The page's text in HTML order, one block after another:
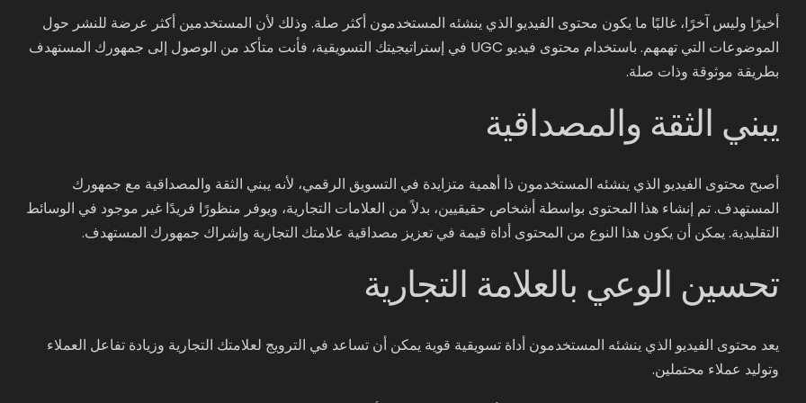
أخيرًا وليس آخرًا، غالبًا ما يكون محتوى الفيديو الذي ينشئه المستخدمون أكثر صلة. وذلك لأن المستخدمين أكثر عرضة للنشر حول
الموضوعات التي تهمهم. باستخدام محتوى فيديو UGC في إستراتيجيتك التسويقية، فأنت متأكد من الوصول إلى جمهورك المستهدف
بطريقة موثوقة وذات صلة.
يبني الثقة والمصداقية
أصبح محتوى الفيديو الذي ينشئه المستخدمون ذا أهمية متزايدة في التسويق الرقمي، لأنه يبني الثقة والمصداقية مع جمهورك
المستهدف. تم إنشاء هذا المحتوى بواسطة أشخاص حقيقيين، بدلاً من العلامات التجارية، ويوفر منظورًا فريدًا غير موجود في الوسائط
التقليدية. يمكن أن يكون هذا النوع من المحتوى أداة قيمة في تعزيز مصداقية علامتك التجارية وإشراك جمهورك المستهدف.
تحسين الوعي بالعلامة التجارية
يعد محتوى الفيديو الذي ينشئه المستخدمون أداة تسويقية قوية يمكن أن تساعد في الترويج لعلامتك التجارية وزيادة تفاعل العملاء
وتوليد عملاء محتملين.